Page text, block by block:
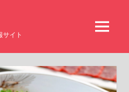
サイト MENU